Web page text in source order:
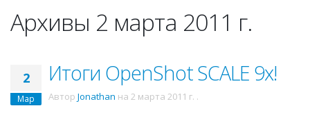
Архивы 2 марта 2011 г.
2
Мар
Итоги OpenShot SCALE 9x!
Автор Jonathan на 2 марта 2011 г. .